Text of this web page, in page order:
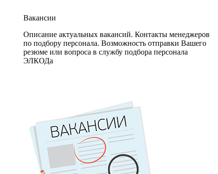
Вакансии
Описание актуальных вакансий. Контакты менеджеров
по подбору персонала. Возможность отправки Вашего
резюме или вопроса в службу подбора персонала
ЭЛКОДа